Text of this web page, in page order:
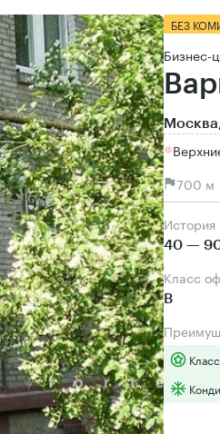
БЕЗ
Бизнес-
700 м
40 —
Класс
B